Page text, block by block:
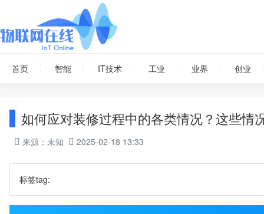
首页 智能 IT技术 工业 业界 创业
如何应对装修过程中的各类情况？这些情
来源：未知 2025-02-18 13:33
标签tag: